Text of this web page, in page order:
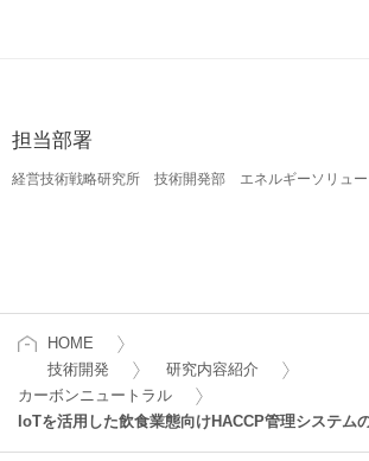
担当部署
経営技術戦略研究所 技術開発部 エネルギーソリュー
HOME
技術開発
研究内容紹介
カーボンニュートラル
IoTを活用した飲食業態向けHACCP管理システム